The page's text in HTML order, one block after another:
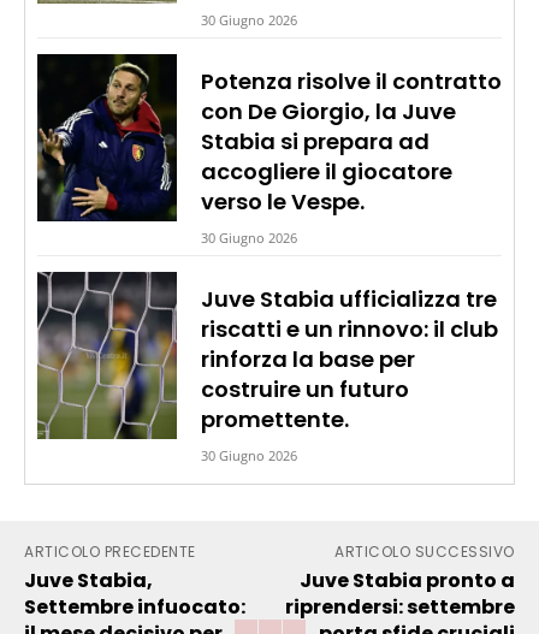
30 Giugno 2026
Potenza risolve il contratto
con De Giorgio, la Juve
Stabia si prepara ad
accogliere il giocatore
verso le Vespe.
30 Giugno 2026
Juve Stabia ufficializza tre
riscatti e un rinnovo: il club
rinforza la base per
costruire un futuro
promettente.
30 Giugno 2026
ARTICOLO PRECEDENTE
Juve Stabia,
Settembre infuocato:
ARTICOLO SUCCESSIVO
Juve Stabia pronto a
riprendersi: settembre